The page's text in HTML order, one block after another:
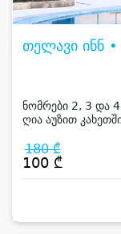
თელავი ინნ •
ნომრები 2, 3 და 4
ღია აუზით
180 ₾
100 ₾